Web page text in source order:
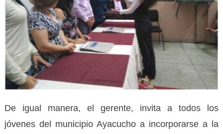
De igual manera, el gerente, invita a todos los
jóvenes del municipio Ayacucho a incorporarse a la